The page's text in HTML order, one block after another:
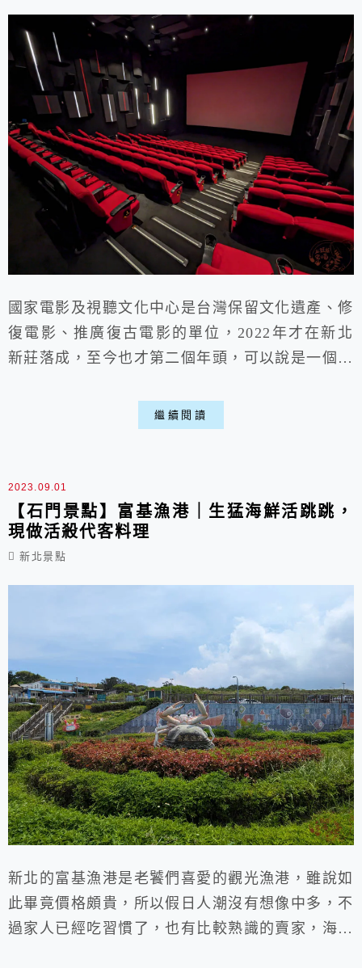
國家電影及視聽文化中心是台灣保留文化遺產、修
復電影、推廣復古電影的單位，2022年才在新北
新莊落成，至今也才第二個年頭，可以說是一個很
陸陸續續會上演一些國片，這次難得有哥吉拉特
展，能看到一系列的哥吉拉老電影，特地來體驗
繼續閱讀
2023.09.01
【石門景點】富基漁港｜生猛海鮮活跳跳，
現做活殺代客料理
新北景點
新北的富基漁港是老饕們喜愛的觀光漁港，雖說如
此畢竟價格頗貴，所以假日人潮沒有想像中多，不
過家人已經吃習慣了，也有比較熟識的賣家，海鮮